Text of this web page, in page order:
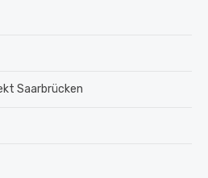
Saarbrücken